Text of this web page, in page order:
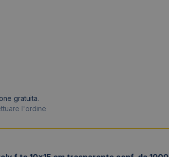
gratuita.
l'ordine